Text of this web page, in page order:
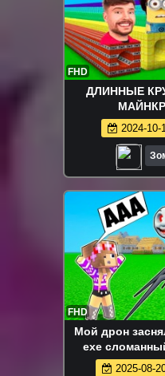
FHD
ДЛИННЫЕ
2024-10-
FHD
Мой дрон
exe
девушка
2025-08-